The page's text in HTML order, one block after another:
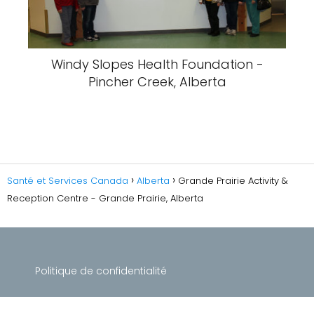
Windy Slopes Health Foundation -
Pincher Creek, Alberta
Santé et Services Canada Alberta
Grande Prairie Activity &
Reception Centre - Grande Prairie, Alberta
Politique de confidentialité